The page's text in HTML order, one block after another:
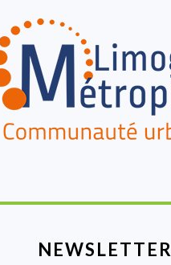
NEWSLETTER